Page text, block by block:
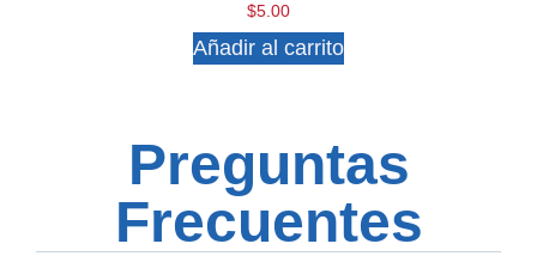
$5.00
Añadir al carrito
Preguntas
Frecuentes